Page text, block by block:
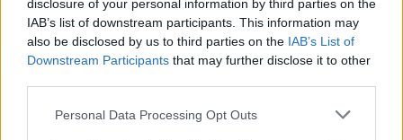
disclosure of your personal information by third parties on the
IAB’s list of downstream participants. This information may
also be disclosed by us to third parties on the IAB’s List of
Downstream Participants that may further disclose it to other
Personal Data Processing Opt Outs
Publicidad